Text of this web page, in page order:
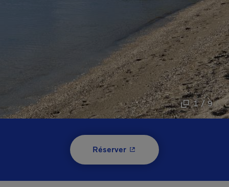
1 / 9
Réserver- Cet hyperlien s'ouvrira